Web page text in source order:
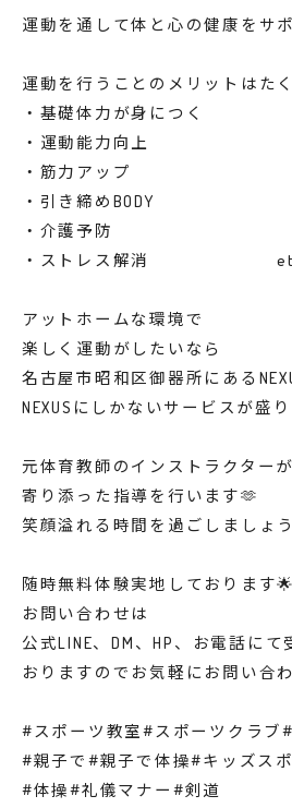
運動を通して体と心の健康をサ
運動を行うことのメリットはた
・基礎体力が身につく
・運動能力向上
・筋力アップ
・引き締めBODY
・介護予防
・ストレス解消 etc
アットホームな環境で
楽しく運動がしたいなら
名古屋市昭和区御器所にある
NEXUSにしかないサービスが盛
元体育教師のインストラクターが
寄り添った指導を行います🫶
笑顔溢れる時間を過ごしましょ
随時無料体験実地しております🌟
お問い合わせは
公式LINE、DM、HP、お電話にて
おりますのでお気軽にお問い合
#スポーツ教室#スポーツクラブ
#親子で#親子で体操#キッズス
#体操#礼儀マナー#剣道